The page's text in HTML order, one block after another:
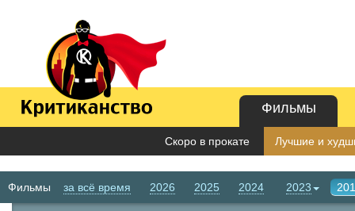
Фильмы
Скоро в прокате Лучшие и
Фильмы за всё время 2026 2025 2024 2023